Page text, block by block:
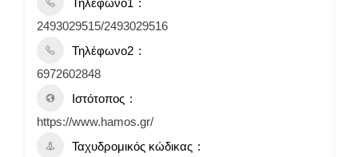
Τηλέφωνο1
2493029515/2493029516
Τηλέφωνο2
6972602848
Ιστότοπος
https://www.hamos.gr/
Ταχυδρομικός κώδικας